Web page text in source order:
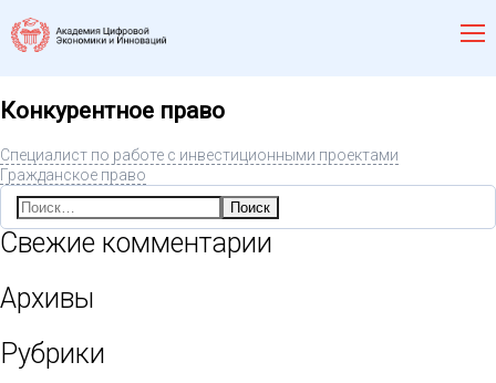
Конкурентное право
Специалист по работе с инвестиционными проектами
Гражданское право
Найти:
Свежие комментарии
Архивы
Рубрики